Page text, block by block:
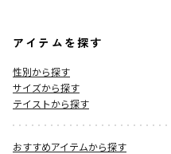
アイテムを探す
性別から探す
サイズから探す
テイストから探す
おすすめアイテムから探す